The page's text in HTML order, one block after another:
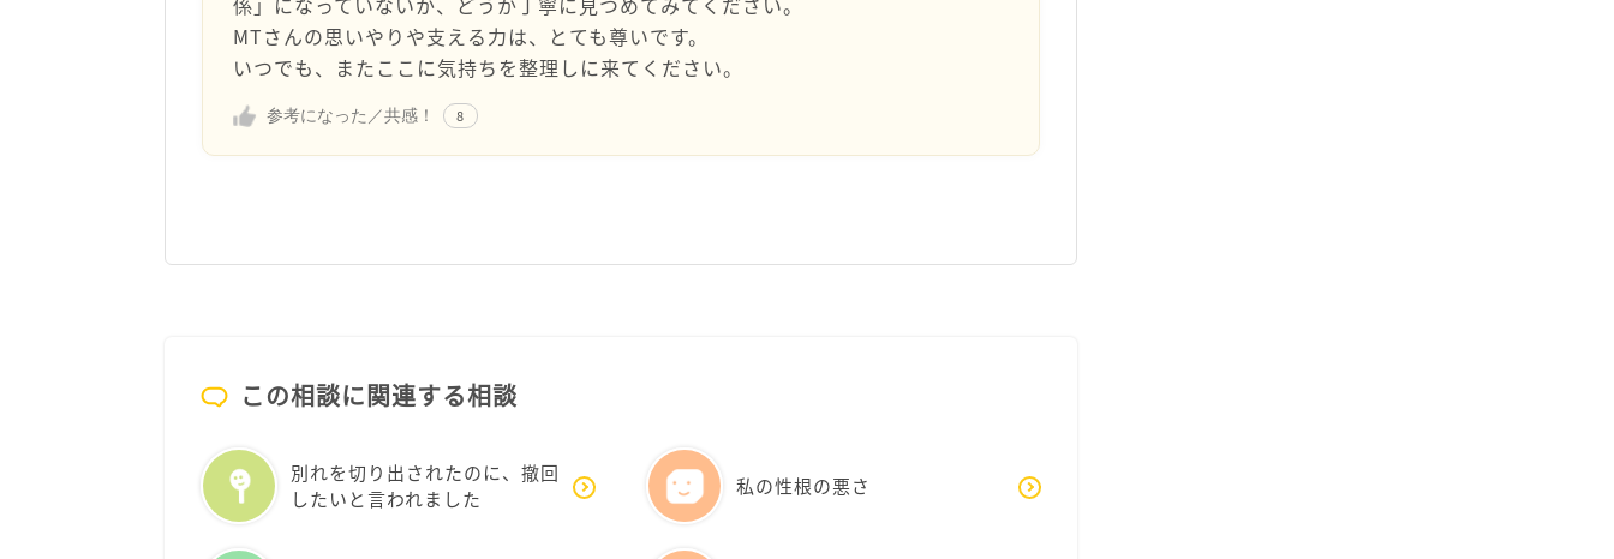
MTさんの思いやりや支える力は、とても尊いです。
いつでも、またここに気持ちを整理しに来てください。
参考になった／共感！ 8
この相談に関連する相談
別れを切り出されたのに、撤回
したいと言われました
私の性根の悪さ